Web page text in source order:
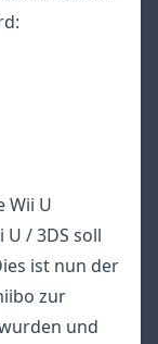
Wii U
/ 3DS soll
ist nun der
zur
und